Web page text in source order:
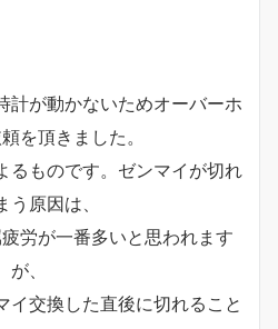
計が動かないためオーバーホ
を頂きました。
るものです。ゼンマイが切れ
う原因は、
労が一番多いと思われます
が、
イ交換した直後に切れること